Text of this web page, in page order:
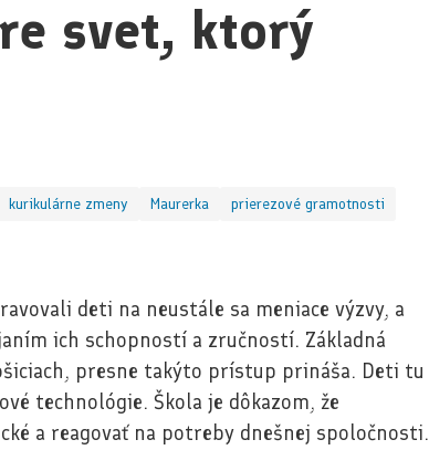
svet, ktorý
kurikulárne zmeny Maurerka prierezové gramotnosti
deti na neustále sa meniace výzvy, a
ich schopností a zručností. Základná
presne takýto prístup prináša. Deti tu
technológie. Škola je dôkazom, že
a reagovať na potreby dnešnej spoločnosti.